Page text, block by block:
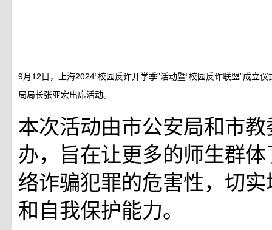
9月12日，上海2024“校园反诈开学季”活动暨“校园反诈联盟”成立
局局长张亚宏出席活动。
本次活动由市公安局和市
办，旨在让更多的师生群
络诈骗犯罪的危害性，切
和自我保护能力。